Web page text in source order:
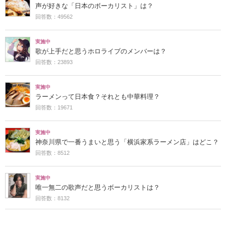
声が好きな「日本のボーカリスト」は？
回答数：49562
実施中
歌が上手だと思うホロライブのメンバーは？
回答数：23893
実施中
ラーメンって日本食？それとも中華料理？
回答数：19671
実施中
神奈川県で一番うまいと思う「横浜家系ラーメン店」はどこ？
回答数：8512
実施中
唯一無二の歌声だと思うボーカリストは？
回答数：8132